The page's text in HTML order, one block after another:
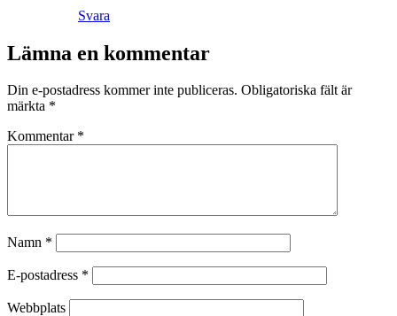
Svara
Lämna en kommentar
Din e-postadress kommer inte publiceras. Obligatoriska fält är
märkta *
Kommentar *
Namn *
E-postadress *
Webbplats